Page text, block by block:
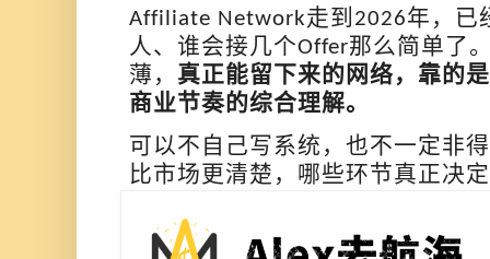
Affiliate Network走到 2026年，已
人、谁会接几个Offer那么简单了
薄， 真正能留下来的网络，靠的
商业节奏的综合理解。
可以不自己写系统，也不一定非
比市场更清楚，哪些环节真正决